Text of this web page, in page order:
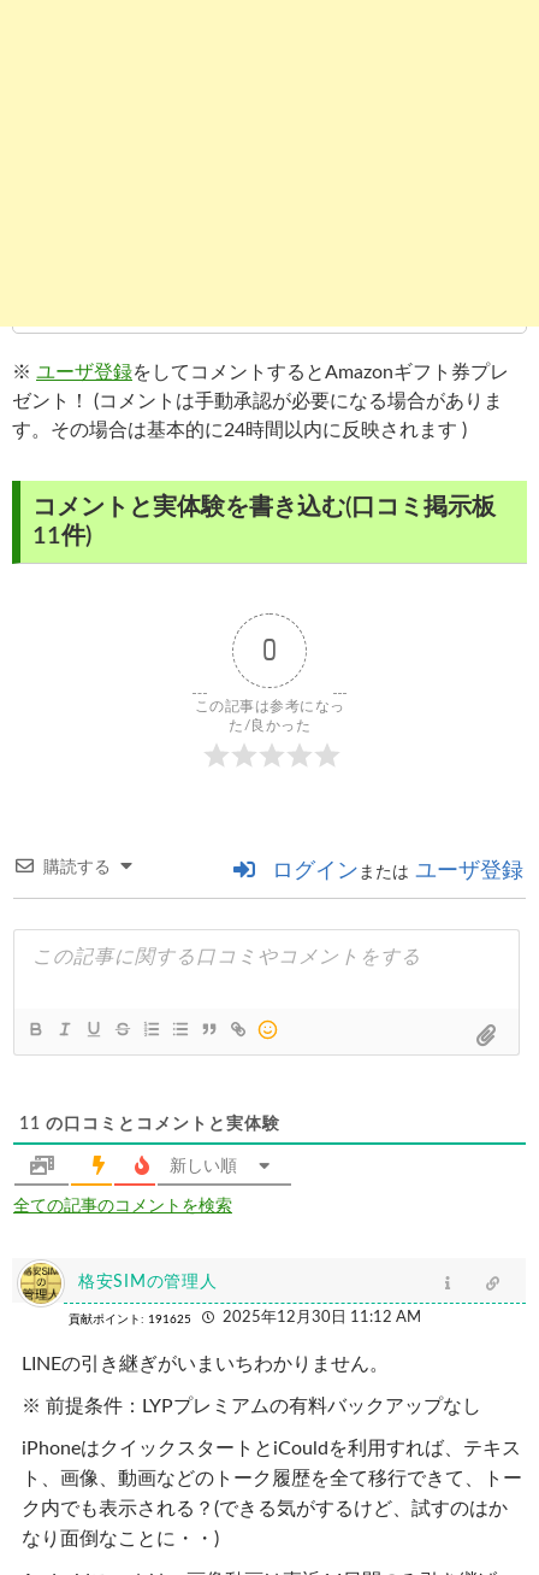
※ ユーザ登録をしてコメントするとAmazonギフト券プレ
ゼント！ (コメントは手動承認が必要になる場合がありま
す。その場合は基本的に24時間以内に反映されます )
コメントと実体験を書き込む(口コミ掲示板
11件)
0
この記事は参考になっ
た/良かった
購読する ログイン または ユーザ登録
11 の口コミとコメントと実体験
新しい順
全ての記事のコメントを検索
格安SIMの管理人
貢献ポイント: 191625 2025年12月30日 11:12 AM
LINEの引き継ぎがいまいちわかりません。
※ 前提条件：LYPプレミアムの有料バックアップなし
iPhoneはクイックスタートとiCouldを利用すれば、テキス
ト、画像、動画などのトーク履歴を全て移行できて、トー
ク内でも表示される？(できる気がするけど、試すのはか
なり面倒なことに・・)